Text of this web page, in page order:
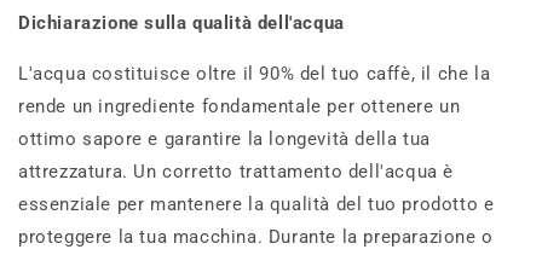
Dichiarazione sulla qualità dell'acqua
L'acqua costituisce oltre il 90% del tuo caffè, il che la
rende un ingrediente fondamentale per ottenere un
ottimo sapore e garantire la longevità della tua
attrezzatura. Un corretto trattamento dell'acqua è
essenziale per mantenere la qualità del tuo prodotto e
proteggere la tua macchina. Durante la preparazione o